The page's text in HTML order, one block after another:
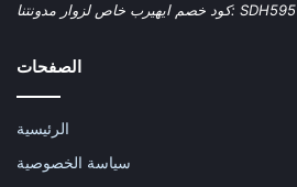
كود خصم ايهيرب خاص لزوار مدونتنا: SDH595
الصفحات
الرئيسية
سياسة الخصوصية